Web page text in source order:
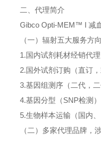
二、代理简介
Gibco Opti-MEM™ I减
（一）辐射五大服务方向
1.国内试剂耗材经销代理
2.国外试剂订购（直订
3.基因组测序（二代，
4.基因分型（SNP检测
5.生物样本运输（国内、
（二）多家代理品牌，